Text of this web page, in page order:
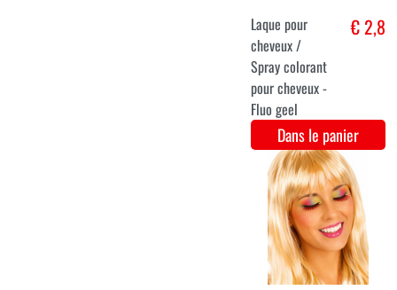
Maquillage
express
Fantasy Aqua
35g Blanc
€ 5,7
Dans le panier